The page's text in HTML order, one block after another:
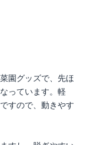
園グッズで、先ほ
っています。軽
すので、動きやす